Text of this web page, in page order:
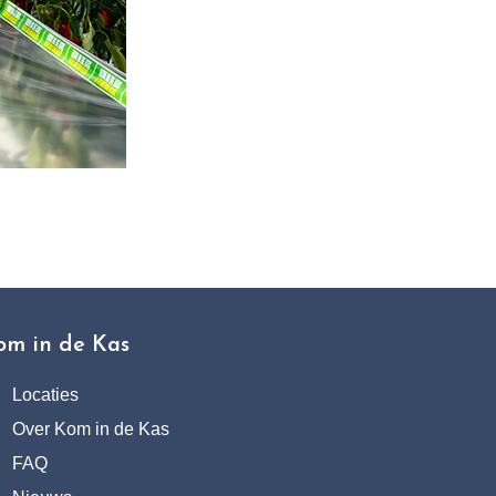
in de Kas
Locaties
Over Kom in de Kas
FAQ